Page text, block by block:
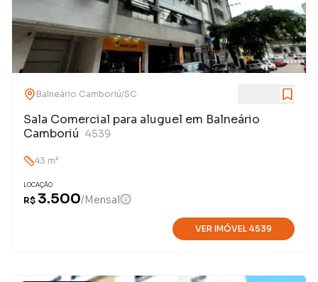
Balneário Camboriú/SC
Sala Comercial para aluguel em Balneário
Camboriú 4539
43 m²
LOCAÇÃO
R$ 3.500/Mensal
VER IMÓVEL 4539